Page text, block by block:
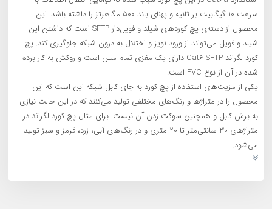
سرعت 10 گیگابیت بر ثانیه و پهنای باند 500 مگاهرتز را داشته باشد. این
محصول از دسته‌ی پچ کوردهای شیلد و فویل‌دار SFTP است که داشتن این
شیلد و فویل می‌تواند از ورود نویز و اختلال به درون شبکه جلوگیری کند. پچ
کورد لگراند Cat6 SFTP دارای یک مغزی تمام مس است و روکش به کار برده
شده در آن از نوع PVC است.
یکی از مزیت‌های استفاده از پچ کورد به جای کابل شبکه این است که این
محصول را در متراژها و رنگ‌های مختلفی تولید می‌کنند که در این حالت نیازی
به برش کابل و همچنین سوکت زدن آن نیست. برای مثال پچ کورد لگراند در
متراژهای 30 سانتی‌متر تا 20 متری و در رنگ‌های آبی، زرد، قرمز و سبز تولید
می‌شود.